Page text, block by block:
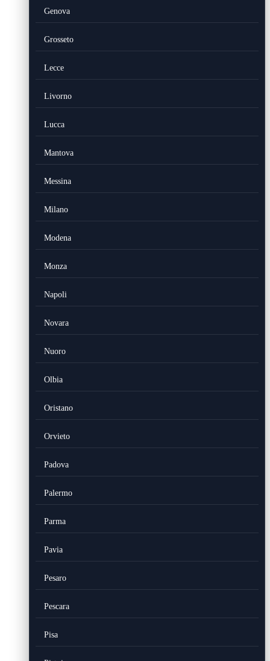
Genova
Grosseto
Lecce
Livorno
Lucca
Mantova
Messina
Milano
Modena
Monza
Napoli
Novara
Nuoro
Olbia
Oristano
Orvieto
Padova
Palermo
Parma
Pavia
Pesaro
Pescara
Pisa